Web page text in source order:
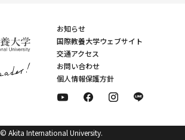
お知らせ
国際教養大学ウェブサイト
交通アクセス
お問い合わせ
個人情報保護方針
© Akita International University.